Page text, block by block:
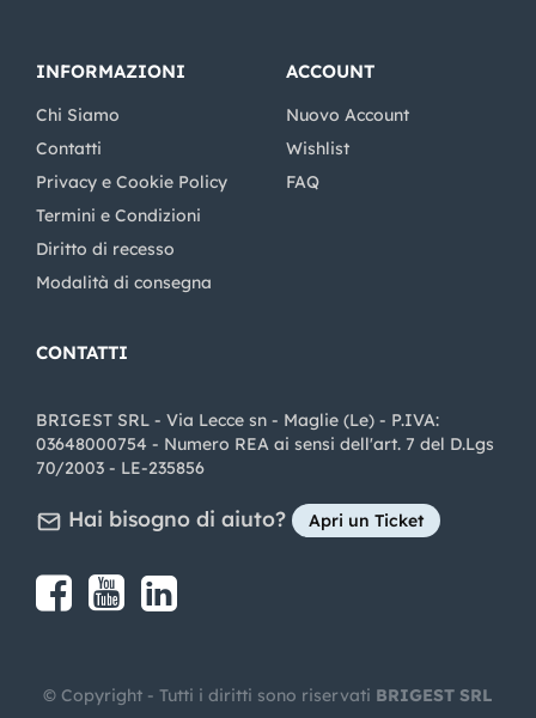
INFORMAZIONI
Chi Siamo
Contatti
Privacy e Cookie Policy
Termini e Condizioni
Diritto di recesso
Modalità di consegna
ACCOUNT
Nuovo Account
Wishlist
FAQ
CONTATTI
BRIGEST SRL - Via Lecce sn - Maglie (Le) - P.IVA:
03648000754 - Numero REA ai sensi dell'art. 7 del D.Lgs
70/2003 - LE-235856
Hai bisogno di aiuto? Apri un Ticket
Share on Facebook
Share on youtube
© Copyright - Tutti i diritti sono riservati BRIGEST SRL